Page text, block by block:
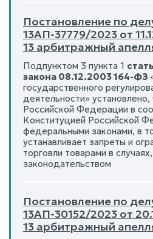
Постановление по
13АП-37779/2023 от
13 арбитражный
Подпунктом 3 пункта 1
закона 08.12.2003 164-ФЗ
государственного
деятельности»
Российской Федерации в
Конституцией Российской
федеральными законами, в
устанавливает запреты и
торговли товарами в
законодательством
Постановление по
13АП-30152/2023 от
13 арбитражный